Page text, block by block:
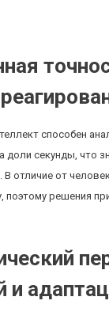
способен
доли секунды, что
В отличие от
поэтому решения
и